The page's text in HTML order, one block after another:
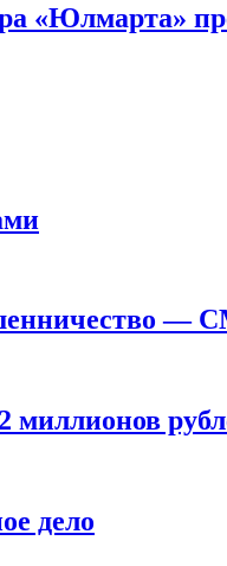
«Юлмарта»
—
миллионов
дело